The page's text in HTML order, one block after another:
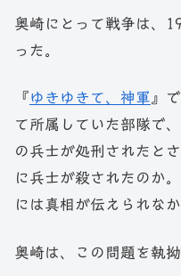
奥崎にとって戦争は、
った。
『ゆきゆきて、神軍』
て所属していた部隊で
の兵士が処刑されたと
に兵士が殺されたのか
には真相が伝えられなか
奥崎は、この問題を執